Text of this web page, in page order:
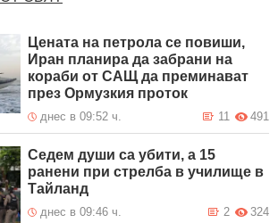
Цената на петрола се повиши,
Иран планира да забрани на
кораби от САЩ да преминават
през Ормузкия проток
днес в 09:52 ч. 491
11
Седем души са убити, а 15
ранени при стрелба в училище в
Тайланд
днес в 09:46 ч. 324
2